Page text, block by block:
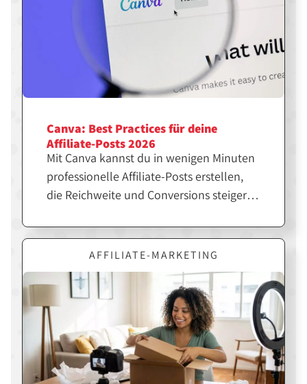
Canva: Best Practices für deine
Affiliate-Posts 2026
Mit Canva kannst du in wenigen Minuten
professionelle Affiliate-Posts erstellen,
die Reichweite und Conversions steigern.
Design, sondern die richtige Strategie
dahinter. Erfahre hier, wie du Canva
gezielt für erfolgreiche Affiliate-Inhalte
einsetzt.
AFFILIATE-MARKETING